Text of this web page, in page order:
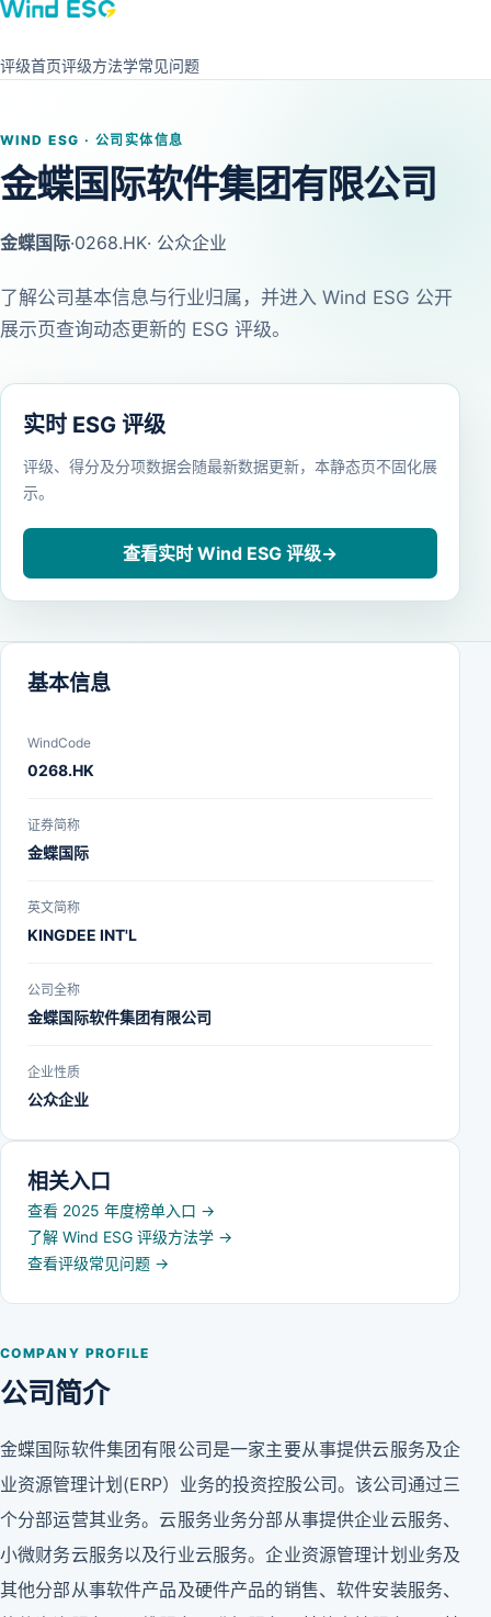
评级首页评级方法学常见问题
WIND ESG · 公司实体信息
金蝶国际软件集团有限公司
金蝶国际·0268.HK· 公众企业
了解公司基本信息与行业归属，并进入 Wind ESG 公开
展示页查询动态更新的 ESG 评级。
实时 ESG 评级
评级、得分及分项数据会随最新数据更新，本静态页不固化展
示。
查看实时 Wind ESG 评级→
COMPANY PROFILE
公司简介
金蝶国际软件集团有限公司是一家主要从事提供云服务及企
业资源管理计划(ERP）业务的投资控股公司。该公司通过三
个分部运营其业务。云服务业务分部从事提供企业云服务、
小微财务云服务以及行业云服务。企业资源管理计划业务及
其他分部从事软件产品及硬件产品的销售、软件安装服务、
基本信息
WindCode
0268.HK
证券简称
金蝶国际
英文简称
KINGDEE INT'L
公司全称
金蝶国际软件集团有限公司
企业性质
公众企业
相关入口
查看 2025 年度榜单入口 →
了解 Wind ESG 评级方法学 →
查看评级常见问题 →